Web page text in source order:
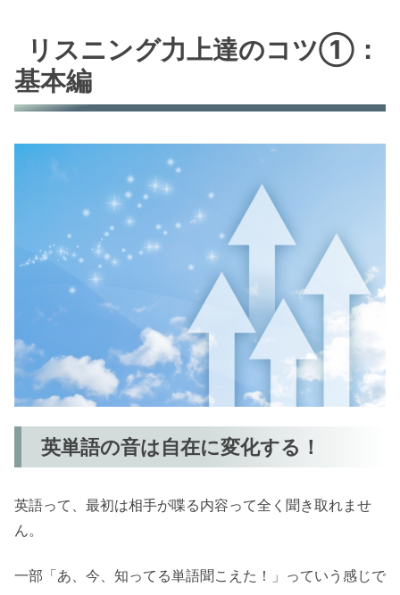
リスニング力上達のコツ①：
基本編
英単語の音は自在に変化する！
英語って、最初は相手が喋る内容って全く聞き取れませ
ん。
一部「あ、今、知ってる単語聞こえた！」っていう感じで